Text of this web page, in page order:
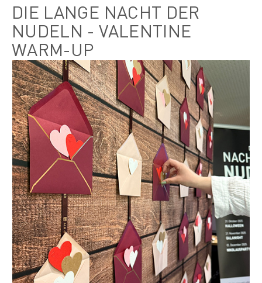
DIE LANGE NACHT DER
NUDELN - VALENTINE
WARM-UP